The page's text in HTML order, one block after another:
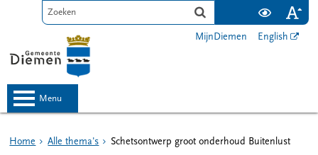
MijnDiemen English
menu
Home Alle thema's Schetsontwerp groot onderhoud Buitenlust